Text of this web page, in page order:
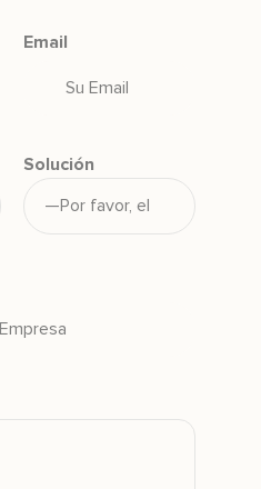
Email
Solución